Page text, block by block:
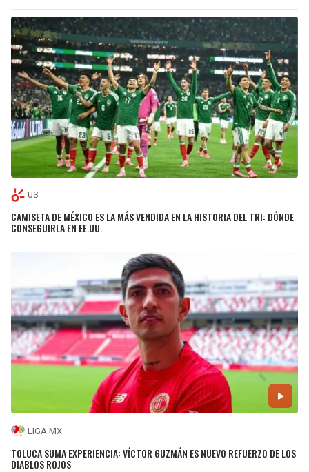
US
CAMISETA DE MÉXICO ES LA MÁS VENDIDA EN LA HISTORIA DEL TRI: DÓNDE
CONSEGUIRLA EN EE.UU.
LIGA MX
TOLUCA SUMA EXPERIENCIA: VÍCTOR GUZMÁN ES NUEVO REFUERZO DE LOS
DIABLOS ROJOS